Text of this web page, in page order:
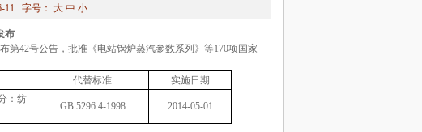
11 字号： 大 中 小
布
第42号公告，批准《电站锅炉蒸汽参数系列》等170项国家
代替标准 实施日期
：纺
GB 5296.4-1998 2014-05-01